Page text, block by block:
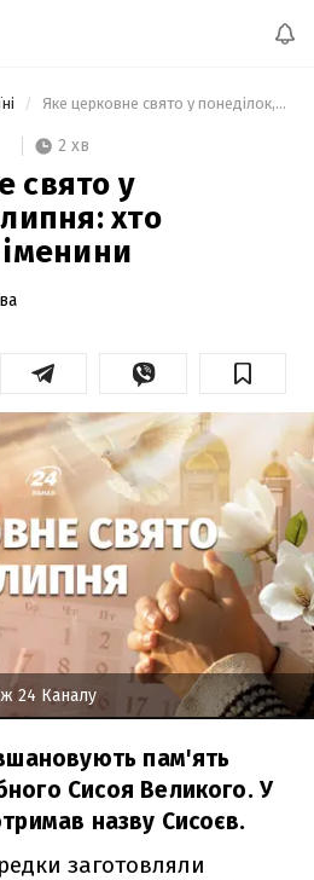
Яке церковне свято у понеділок, 6 липня: хто сьогодні має іменини
2 хв
свято у
хто
іменини
24 Каналу
пам'ять
Сисоя Великого. У
назву Сисоєв.
заготовляли